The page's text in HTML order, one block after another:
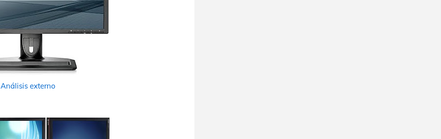
Análisis externo